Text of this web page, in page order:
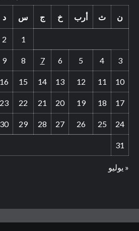
ن ث أرب خ ج س د
1
2
3
4
5
6
7
8
9
10
11
12
13
14
15
16
17
18
19
20
21
22
23
24
25
26
27
28
29
30
31
« يوليو